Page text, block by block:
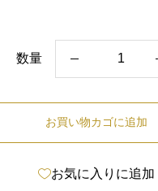
数量
ン
ス
お買い物カゴに追加
お気に入りに追加